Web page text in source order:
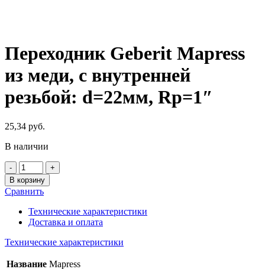
Переходник Geberit Mapress
из меди, с внутренней
резьбой: d=22мм, Rp=1″
25,34 руб.
В наличии
Количество
товара
Переходник
Geberit
Mapress
из
меди,
с
резьбой:
В корзину
Сравнить
Технические характеристики
Доставка и оплата
Технические характеристики
Название Mapress